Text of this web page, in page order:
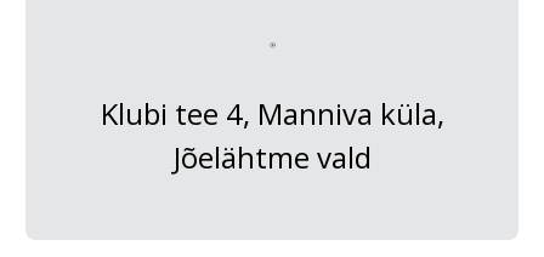
Klubi tee 4, Manniva küla,
Jõelähtme vald